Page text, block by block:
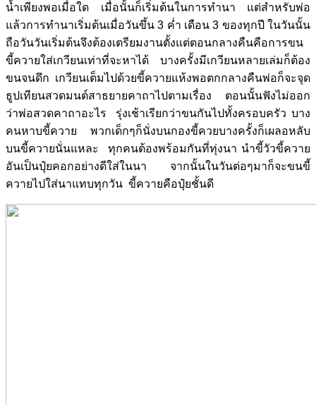
น้ำเพียงพอเมื่อใด เมื่อนั้นก็เริ่มต้นในการทำนา แต่สำหรับพ่อ
แล้วการทำนาเริ่มต้นเมื่อวันขึ้น 3 ค่ำ เดือน 3 ของทุกปี ในวันนั้น
ถือวันวันเริ่มต้นจึงต้องเตรียมงานตั้งแต่ตอนกลางคืนคือการขน
ขี้ควายใส่เกวียนเท่าที่จะหาได้ บางครั้งมีเกวียนหลายเล่มก็ต้อง
ขนจนดึก เกวียนเต็มไปด้วยขี้ควายแห้งพอตกกลางคืนพ่อก็จะจุด
ธูปเทียนสวดมนต์สาธยายคาถาไปตามเรื่อง ตอนนั้นฟังไม่ออก
ว่าพ่อสวดคาถาอะไร รุ่งเช้าเรียกว่าขนกันไปทั้งครอบครัว บาง
คนหาบขี้ควาย พวกเด็กๆก็นั่งบนกองขี้ควยบางครั้งก็เผลอหลับ
บนขี้ควายนั่นแหละ ทุกคนต้องพร้อมกันที่ทุ่งนา นำขี้วัวขี้ควาย
อันเป็นปุ๋ยคอกอย่างดีใส่ในนา จากนั้นในวันต่อๆมาก็จะขนขี้
ควายไปใส่นาแทบทุกวัน ขี้ควายคือปุ๋ยชั้นดี